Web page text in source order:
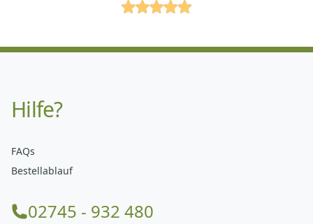
Hilfe?
FAQs
Bestellablauf
02745 - 932 480